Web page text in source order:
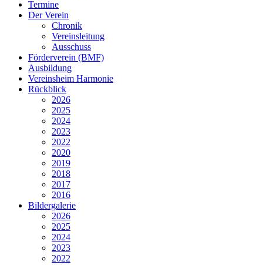
Termine
Der Verein
Chronik
Vereinsleitung
Ausschuss
Förderverein (BMF)
Ausbildung
Vereinsheim Harmonie
Rückblick
2026
2025
2024
2023
2022
2020
2019
2018
2017
2016
Bildergalerie
2026
2025
2024
2023
2022